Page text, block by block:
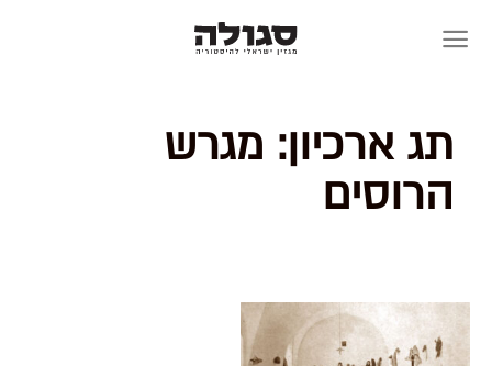
תג ארכיון: מגרש
הרוסים